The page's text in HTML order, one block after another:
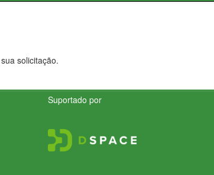
solicitação.
Suportado por